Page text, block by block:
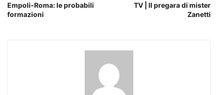
Empoli-Roma: le probabili
formazioni
TV | Il pregara di mister
Zanetti